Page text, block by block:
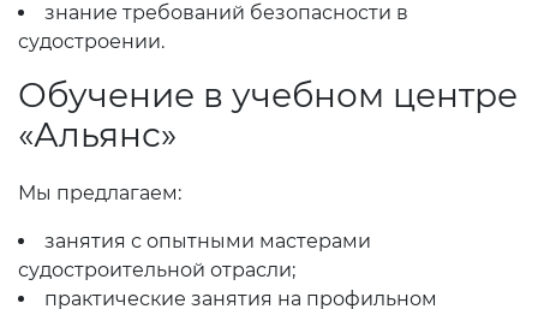
знание требований безопасности в
судостроении.
Обучение в учебном центре
«Альянс»
Мы предлагаем:
занятия с опытными мастерами
судостроительной отрасли;
практические занятия на профильном